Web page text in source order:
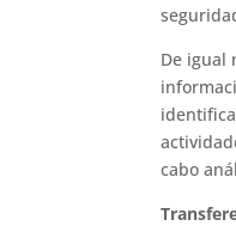
De igual
cabo